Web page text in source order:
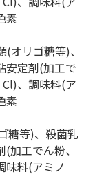
素
オリゴ糖等)、
安定剤(加工で
、調味料(ア
素
糖等)、殺菌乳
加工でん粉、
味料(アミノ